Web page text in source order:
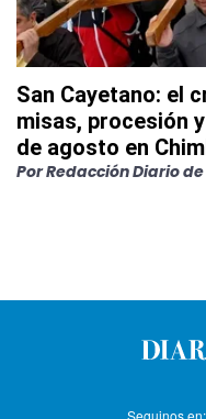
San Cayetano: el
misas, procesión
de agosto en
PorRedacción Diario
Seguinos en: